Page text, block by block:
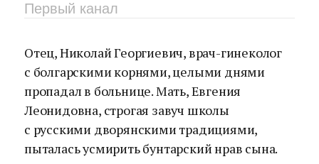
Первый канал
Отец, Николай Георгиевич, врач-гинеколог
с болгарскими корнями, целыми днями
пропадал в больнице. Мать, Евгения
Леонидовна, строгая завуч школы
с русскими дворянскими традициями,
пыталась усмирить бунтарский нрав сына.